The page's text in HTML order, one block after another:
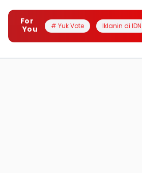
For
You
# Yuk Vote Iklanin di IDN